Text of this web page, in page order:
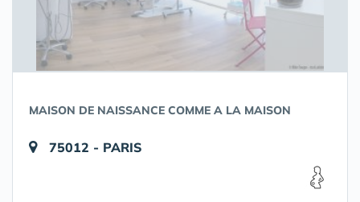
MAISON DE NAISSANCE COMME A LA MAISON
75012 - PARIS